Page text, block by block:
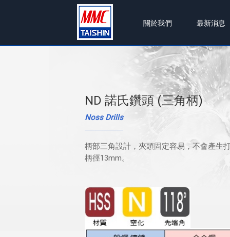
關於我們 最新消息
ND 諾氏鑽頭 (三角柄)
Noss Drills
柄部三角設計，夾頭固定容易，不會產生
柄徑13mm。